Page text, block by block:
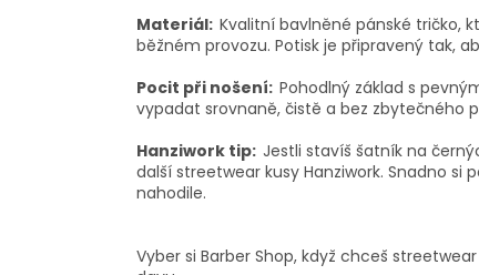
Materiál: Kvalitní bavlněné pánské tričko,
běžném provozu. Potisk je připravený tak,
Pocit při nošení: Pohodlný základ s
vypadat srovnaně, čistě a bez zbytečného
Hanziwork tip: Jestli stavíš šatník na
další streetwear kusy Hanziwork. Snadno
nahodile.
Vyber si Barber Shop, když chceš